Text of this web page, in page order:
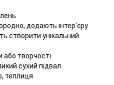
додають інтер'єру
створити унікальний
або творчості
сухий підвал
теплиця